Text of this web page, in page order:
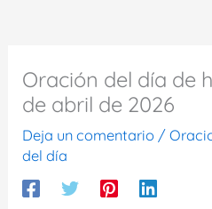
Oración del día de
de abril de 2026
Deja un comentario /
del día